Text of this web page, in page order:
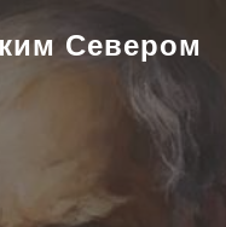
Севером